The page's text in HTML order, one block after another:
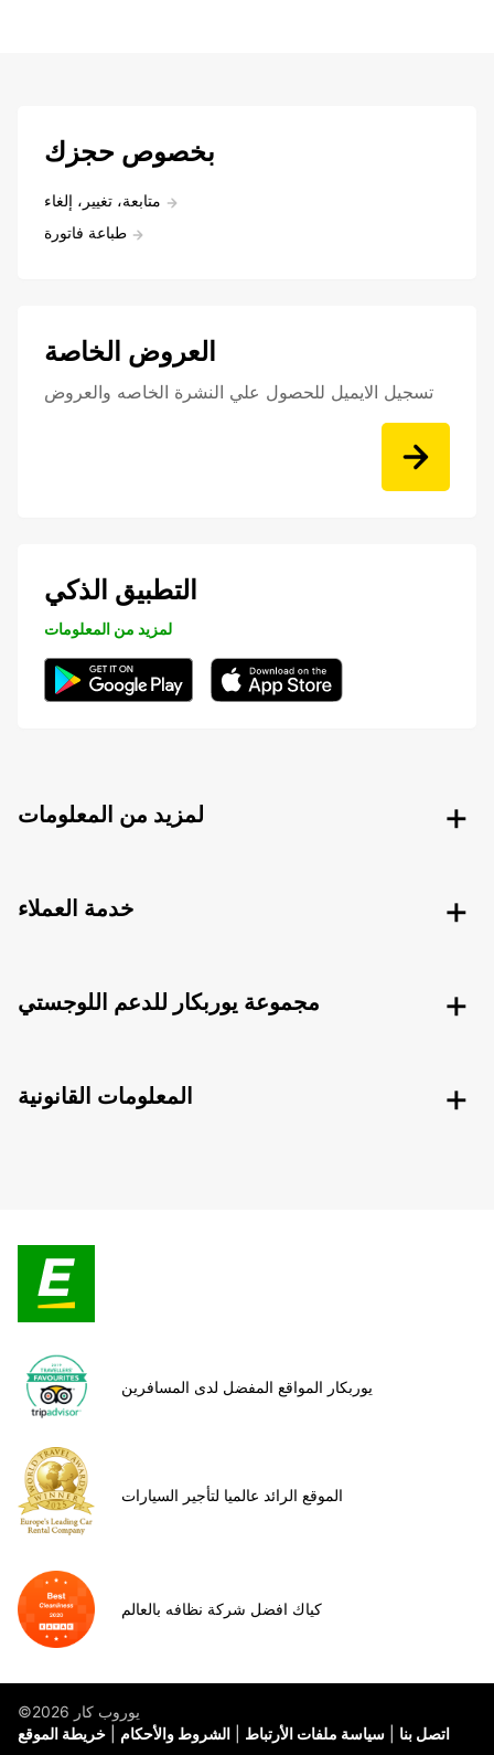
بخصوص حجزك
متابعة، تغيير، إلغاء
طباعة فاتورة
العروض الخاصة
تسجيل الايميل للحصول علي النشرة الخاصه والعروض
التطبيق الذكي
لمزيد من المعلومات
لمزيد من المعلومات
خدمة العملاء
مجموعة يوربكار للدعم اللوجستي
المعلومات القانونية
يوربكار المواقع المفضل لدى المسافرين
الموقع الرائد عالميا لتأجير السيارات
كياك افضل شركة نظافه بالعالم
©يوروب كار 2026
خريطة الموقع
الشروط والأحكام سياسة ملفات الأرتباط اتصل بنا